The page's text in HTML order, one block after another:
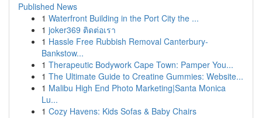
Published News
1 Waterfront Building in the Port City the ...
1 joker369 ติดต่อเรา
1 Hassle Free Rubbish Removal Canterbury-
Bankstow...
1 Therapeutic Bodywork Cape Town: Pamper You...
1 The Ultimate Guide to Creatine Gummies: Website...
1 Malibu High End Photo Marketing|Santa Monica
Lu...
1 Cozy Havens: Kids Sofas & Baby Chairs